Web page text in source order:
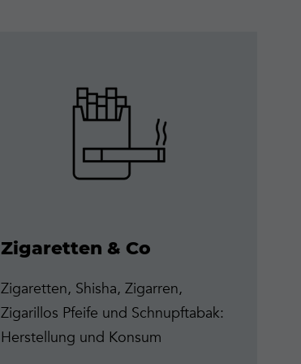
Zigaretten & Co
Zigaretten, Shisha, Zigarren,
Zigarillos Pfeife und Schnupftabak:
Herstellung und Konsum